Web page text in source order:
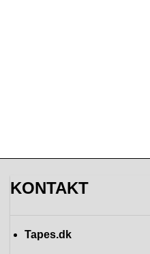
KONTAKT
Tapes.dk